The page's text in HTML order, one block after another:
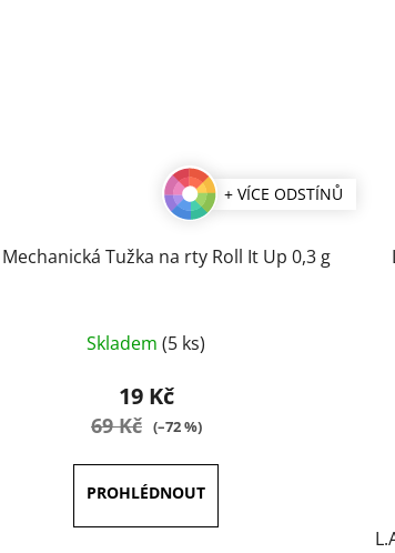
+ VÍCE ODSTÍNŮ
Mechanická Tužka na rty Roll It Up 0,3 g
hodnocení
produktu
5
hvězdiček.
Skladem(5 ks)
19 Kč
69 Kč (–72 %)